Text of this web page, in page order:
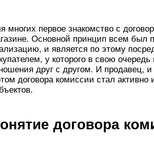
многих первое знакомство с
Основной принцип всем был
и является по этому
у которого в свою
друг с другом. И продавец,
договора комиссии стал
договора